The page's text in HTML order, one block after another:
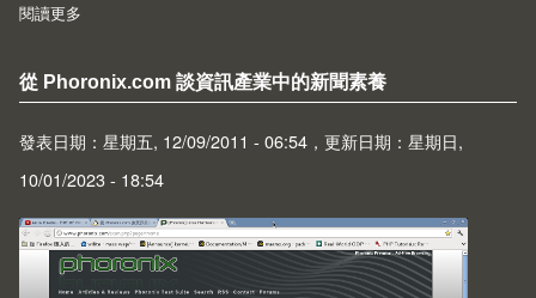
閱讀更多
從 Phoronix.com 談資訊產業中的新聞素養
發表日期：星期五, 12/09/2011 - 06:54，更新日期：星期日,
10/01/2023 - 18:54